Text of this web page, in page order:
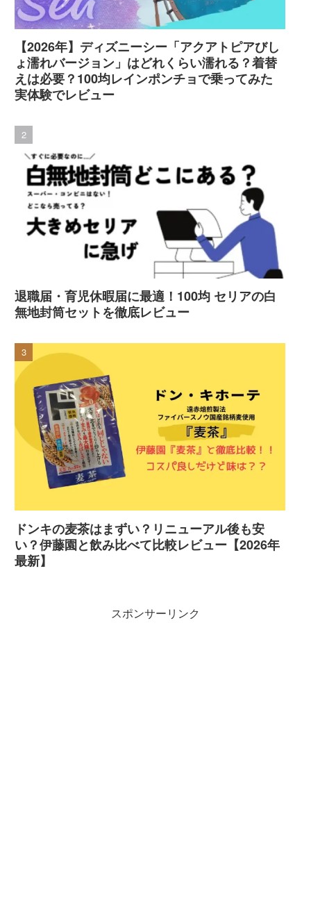
【2026年】ディズニーシー「アクアトピアびし
ょ濡れバージョン」はどれくらい濡れる？着替
えは必要？100均レインポンチョで乗ってみた
実体験でレビュー
退職届・育児休暇届に最適！100均 セリアの白
無地封筒セットを徹底レビュー
ドンキの麦茶はまずい？リニューアル後も安
い？伊藤園と飲み比べて比較レビュー【2026年
最新】
スポンサーリンク